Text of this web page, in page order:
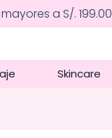
a S/. 199.00
Skincare